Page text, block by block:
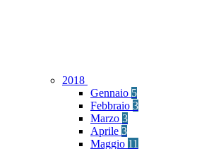
2018
Gennaio 5
Febbraio 3
Marzo 3
Aprile 3
Maggio 11